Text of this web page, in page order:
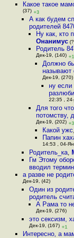
Какое такое
(37) +3
А как будем
родителей
Ну как, кто
Онанимус
Родитель
Дек-19, (140) +1
Должно
называют
Дек-19, (270)
ну если
22:35 ,
Для того
потомству,
Дек-19, (202) +3
Какой ужс,
Папин
14:53 , 04-
Родитель_ка,
Гм Этому
вводил
а разве не
Дек-19, (42)
Один из
родитель
А Рама то
Дек-19, (276)
это сексизм,
Дек-19, (167) +1
Интересно, а